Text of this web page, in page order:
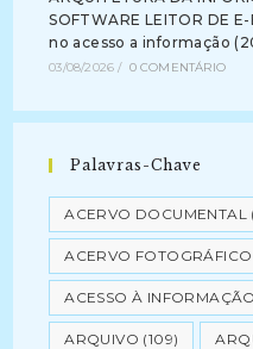
SOFTWARE LEITOR DE
no acesso a informação
03/08/2026 / 0 COMENTÁRIO
Palavras-Chave
ACERVO DOCUMENTAL
ACERVO FOTOGRÁFICO
ACESSO À INFORMAÇÃO
ARQUIVO (109)